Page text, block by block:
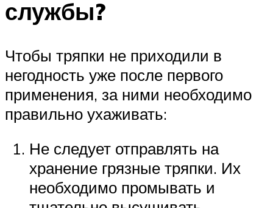
службы?
Чтобы тряпки не приходили в
негодность уже после первого
применения, за ними необходимо
правильно ухаживать:
Не следует отправлять на
хранение грязные тряпки. Их
необходимо промывать и